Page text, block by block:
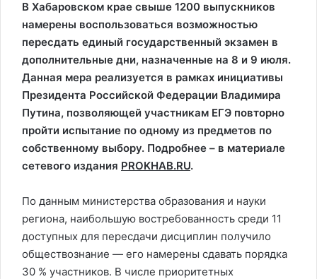
В Хабаровском крае свыше 1200 выпускников
намерены воспользоваться возможностью
пересдать единый государственный экзамен в
дополнительные дни, назначенные на 8 и 9 июля.
Данная мера реализуется в рамках инициативы
Президента Российской Федерации Владимира
Путина, позволяющей участникам ЕГЭ повторно
пройти испытание по одному из предметов по
собственному выбору. Подробнее – в материале
сетевого издания PROKHAB.RU.
По данным министерства образования и науки
региона, наибольшую востребованность среди 11
доступных для пересдачи дисциплин получило
обществознание — его намерены сдавать порядка
30 % участников. В числе приоритетных